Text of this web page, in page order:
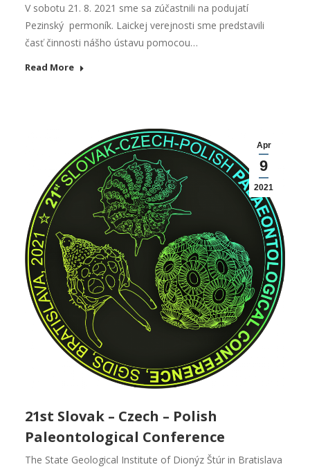
V sobotu 21. 8. 2021 sme sa zúčastnili na podujatí
Pezinský permoník. Laickej verejnosti sme predstavili
časť činnosti nášho ústavu pomocou…
Read More
Apr
9
2021
21st Slovak – Czech – Polish
Paleontological Conference
The State Geological Institute of Dionýz Štúr in Bratislava